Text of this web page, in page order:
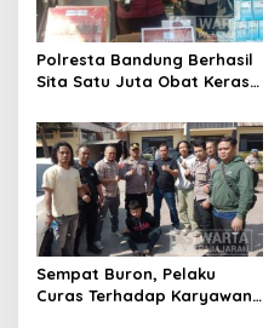
Polresta Bandung Berhasil
Sita Satu Juta Obat Keras
Kasus Narkoba
Sempat Buron, Pelaku
Curas Terhadap Karyawan